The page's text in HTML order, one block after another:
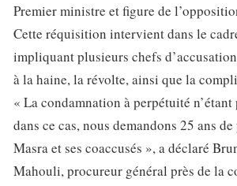
Premier ministre et figure de
Cette réquisition intervient dans le
impliquant plusieurs chefs
à la haine, la révolte, ainsi que la
« La condamnation à perpétuité n’étant
dans ce cas, nous demandons 25 ans
Masra et ses coaccusés », a déclaré
Mahouli, procureur général près de la